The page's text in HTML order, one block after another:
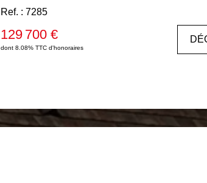
aménagée et équipée, trois chambres dont une
placard, salle d'eau et wc. Double vitrage PVC,
central fuel. Sous-sol complet : garage,
cave. Terrain 689 m² clos avec portail
Ref. : 7285
129 700 €
dont 8.08% TTC d'honoraires